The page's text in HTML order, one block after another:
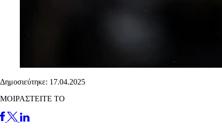
Δημοσιεύτηκε: 17.04.2025
ΜΟΙΡΑΣΤΕΙΤΕ ΤΟ